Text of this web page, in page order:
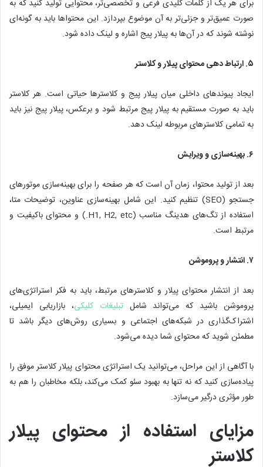
برای هر یک از کلمات کلیدی فرعی و تخصصی‌تر، محتوایی تولید کنید که به
صورت عمیق‌تر و جزئی‌تر به آن موضوع بپردازد. این محتواها باید به گونه‌ای
نوشته شوند که در آن‌ها به پیلار پیج اشاره و لینک داده شود.
۵. ارتباط دهی محتوای پیلار و کلاستر
ایجاد پیوندهای داخلی میان پیلار پیج و کلاسترها حیاتی است. هر کلاستر
باید به صورت مستقیم به پیلار پیج مرتبط شود و برعکس، پیلار پیج نیز باید
به تمامی کلاسترهای مربوطه لینک دهد.
۶. بهینه‌سازی و ویرایش
بعد از تولید محتوا، زمان آن است که هر صفحه را برای بهینه‌سازی موتورهای
جستجو (SEO) تنظیم کنید. این شامل بهینه‌سازی عناوین، توضیحات متا،
استفاده از تگ‌های هدینگ مناسب (H1, H2, etc.) و محتوای باکیفیت و
مرتبط است.
۷. انتشار و پروموشن
بعد از انتشار محتوای پیلار و کلاسترهای مرتبط، باید به فکر استراتژی‌های
پروموشن باشید که می‌تواند شاملتبلیغات کلیکی، بازاریابی ایمیلی،
اشتراک‌گذاری در شبکه‌های اجتماعی و بسیاری روش‌های دیگر باشد تا
مطمئن شوید که محتوای شما دیده می‌شود.
با آگاهی از این مراحل، می‌توانید یک استراتژی محتوای پیلار کلاستر موفق را
پیاده‌سازی کنید که نه تنها به بهبود سئو کمک می‌کند، بلکه مخاطبان را هم به
طور مؤثری درگیر می‌سازد.
مزایای استفاده از محتوای پیلار
کلاستر